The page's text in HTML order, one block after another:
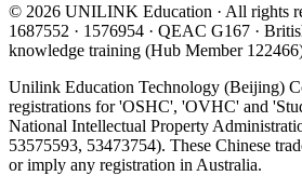
© 2026 UNILINK Education · All rights
1687552 · 1576954 · QEAC G167 ·
knowledge training (Hub Member
Unilink Education Technology (Beijing)
registrations for 'OSHC', 'OVHC' and
National Intellectual Property
53575593, 53473754). These Chinese
or imply any registration in Australia.